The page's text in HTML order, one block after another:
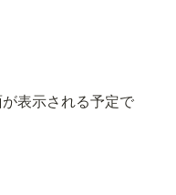
表示される予定で